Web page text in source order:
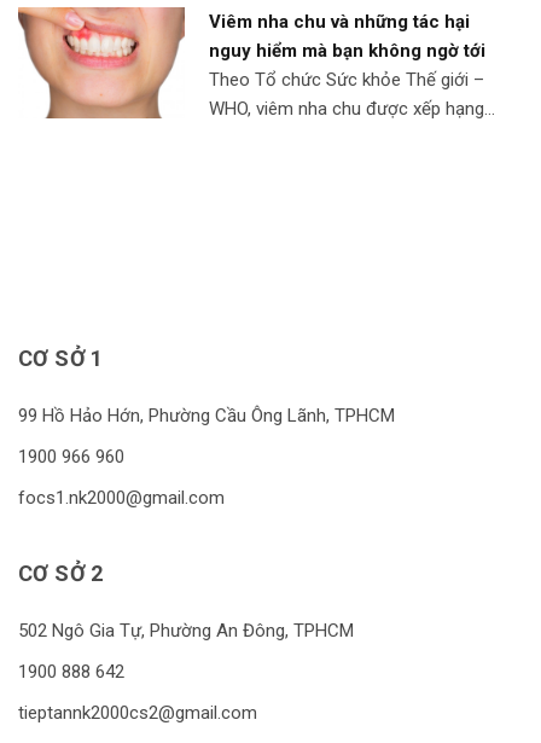
nhau. Các giai đoạn phát […]
tin. Tuy nhiên, không phải ai cũng sở
hữu hàm răng sạch khoẻ để có thể
áp dụng phương pháp này ngay.
Trước khi thực hiện, các chuyên gia
Viêm nha chu và những tác hại
nguy hiểm mà bạn không ngờ tới
Theo Tổ chức Sức khỏe Thế giới –
WHO, viêm nha chu được xếp hạng
CƠ SỞ 1
99 Hồ Hảo Hớn, Phường Cầu Ông Lãnh, TPHCM
1900 966 960
focs1.nk2000@gmail.com
CƠ SỞ 2
502 Ngô Gia Tự, Phường An Đông, TPHCM
1900 888 642
tieptannk2000cs2@gmail.com